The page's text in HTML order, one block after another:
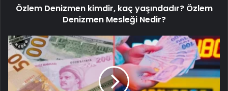
Özlem Denizmen kimdir, kaç yaşındadır? Özlem
Denizmen Mesleği Nedir?